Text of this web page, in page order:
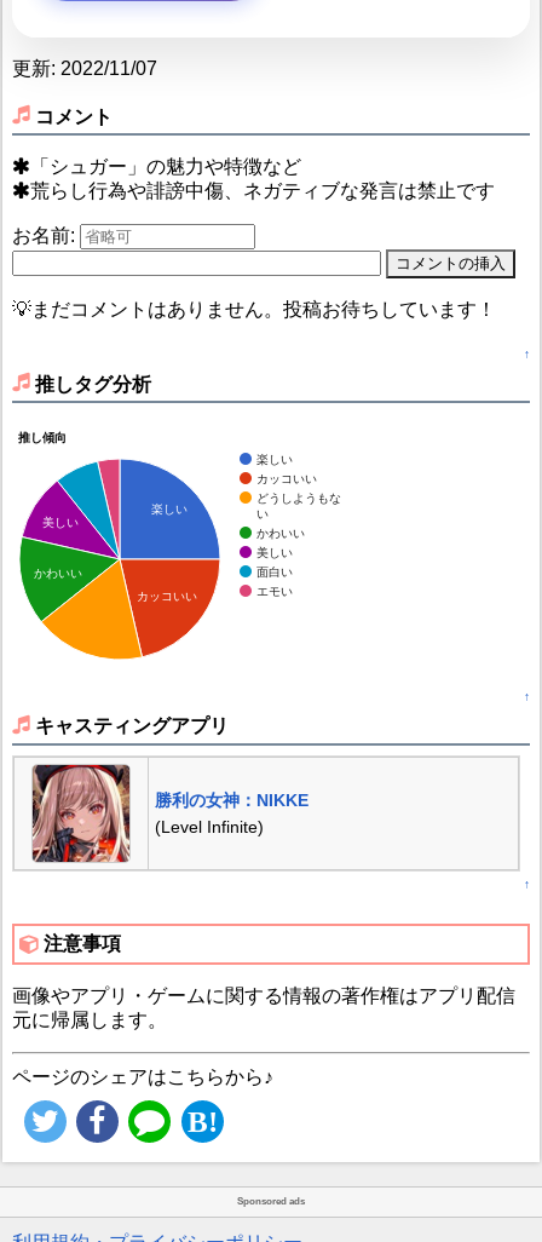
更新: 2022/11/07
コメント
「シュガー」の魅力や特徴など
荒らし行為や誹謗中傷、ネガティブな発言は禁止です
お名前:
💡まだコメントはありません。投稿お待ちしています！
↑
推しタグ分析
推し傾向
楽しい
カッコいい
どうしようもな
い
かわいい
美しい
面白い
エモい
楽しい
カッコいい
美しい
かわいい
↑
キャスティングアプリ
勝利の女神：NIKKE
(Level Infinite)
↑
注意事項
画像やアプリ・ゲームに関する情報の著作権はアプリ配信
元に帰属します。
ページのシェアはこちらから♪
Sponsored ads